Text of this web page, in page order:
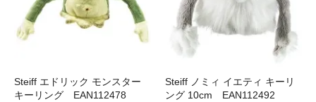
Steiff エドリック モンスター
キーリング EAN112478
Steiff ノミィ イエティ キーリ
ング 10cm EAN112492